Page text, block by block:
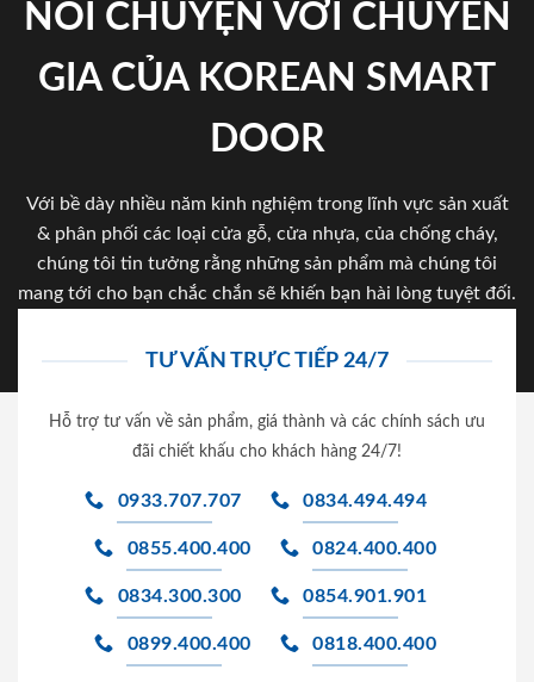
NÓI CHUYỆN VỚI CHUYÊN
GIA CỦA KOREAN SMART
DOOR
Với bề dày nhiều năm kinh nghiệm trong lĩnh vực sản xuất
& phân phối các loại cửa gỗ, cửa nhựa, của chống cháy,
chúng tôi tin tưởng rằng những sản phẩm mà chúng tôi
mang tới cho bạn chắc chắn sẽ khiến bạn hài lòng tuyệt đối.
TƯ VẤN TRỰC TIẾP 24/7
Hỗ trợ tư vấn về sản phẩm, giá thành và các chính sách ưu
đãi chiết khấu cho khách hàng 24/7!
0933.707.707 0834.494.494
0855.400.400 0824.400.400
0834.300.300 0854.901.901
0899.400.400 0818.400.400